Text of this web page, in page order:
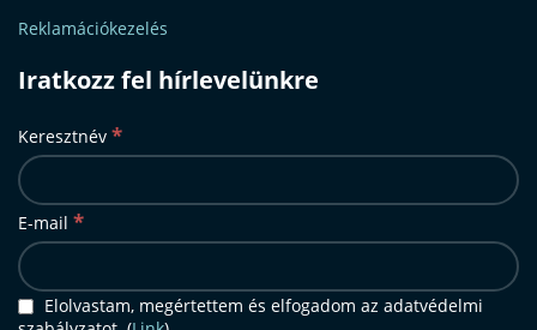
Reklamációkezelés
Iratkozz fel hírlevelünkre
Keresztnév *
E-mail *
Elolvastam, megértettem és elfogadom az adatvédelmi